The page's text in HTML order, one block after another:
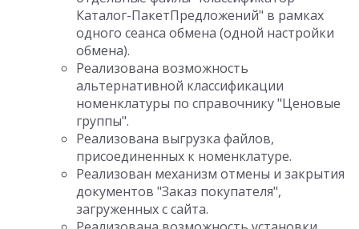
Каталог-ПакетПредложений" в рамках
одного сеанса обмена (одной настройки
обмена).
Реализована возможность
альтернативной классификации
номенклатуры по справочнику "Ценовые
группы".
Реализована выгрузка файлов,
присоединенных к номенклатуре.
Реализован механизм отмены и закрытия
документов "Заказ покупателя",
загруженных с сайта.